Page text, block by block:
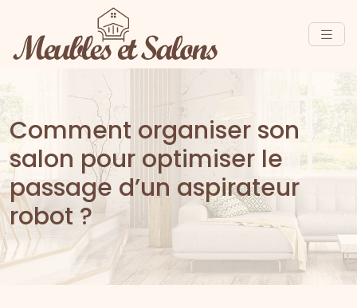
Comment organiser son
salon pour optimiser le
passage d’un aspirateur
robot ?